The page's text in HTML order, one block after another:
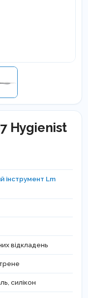
Hygienist
інструмент Lm
відкладень
силікон